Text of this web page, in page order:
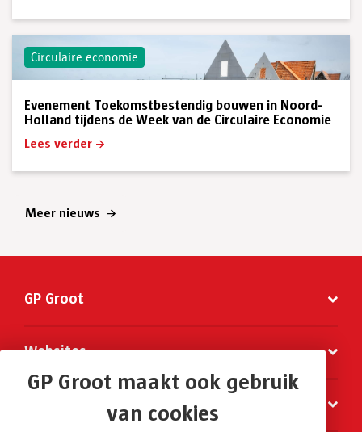
Circulaire economie
Evenement Toekomstbestendig bouwen in Noord-
Holland tijdens de Week van de Circulaire Economie
Lees verder
Meer nieuws
GP Groot
Websites
GP Groot maakt ook gebruik
van cookies